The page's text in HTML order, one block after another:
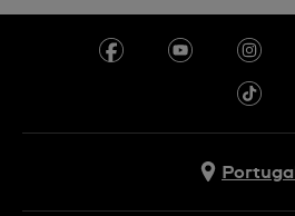
Portugal